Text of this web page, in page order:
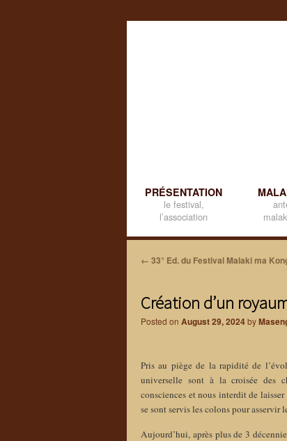
SKIP TO CONTENT
PRÉSENTATION
le festival,
l’association
← 33° Ed. du Festival Malaki ma
Création d’un
Posted on August 29, 2024by
Pris au piège de la rapidité de
universelle sont à la croisée des
consciences et nous interdit de
se sont servis les colons pour asservir
Aujourd’hui, après plus de 3